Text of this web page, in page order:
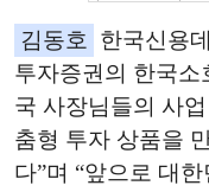
김동호 한국신용
투자증권의 한국소
국 사장님들의 사
춤형 투자 상품을
다”며 “앞으로 대